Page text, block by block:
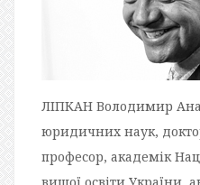
ЛІПКАН Володимир
юридичних наук,
професор, академік
вищої освіти України,